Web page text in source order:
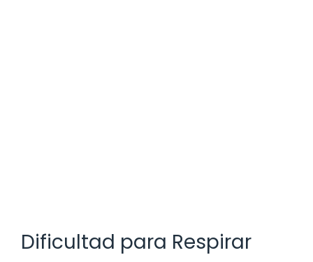
Dificultad para Respirar